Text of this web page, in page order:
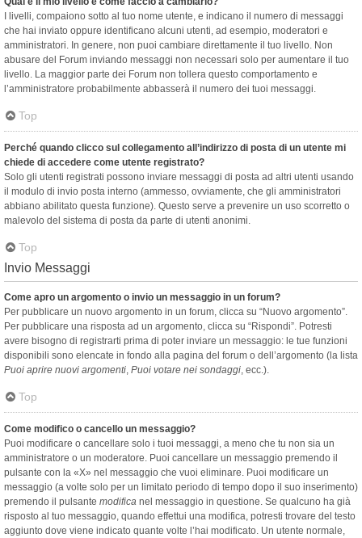
I livelli, compaiono sotto al tuo nome utente, e indicano il numero di messaggi
che hai inviato oppure identificano alcuni utenti, ad esempio, moderatori e
amministratori. In genere, non puoi cambiare direttamente il tuo livello. Non
abusare del Forum inviando messaggi non necessari solo per aumentare il tuo
livello. La maggior parte dei Forum non tollera questo comportamento e
l’amministratore probabilmente abbasserà il numero dei tuoi messaggi.
Top
Perché quando clicco sul collegamento all’indirizzo di posta di un utente mi
chiede di accedere come utente registrato?
Solo gli utenti registrati possono inviare messaggi di posta ad altri utenti usando
il modulo di invio posta interno (ammesso, ovviamente, che gli amministratori
abbiano abilitato questa funzione). Questo serve a prevenire un uso scorretto o
malevolo del sistema di posta da parte di utenti anonimi.
Top
Invio Messaggi
Come apro un argomento o invio un messaggio in un forum?
Per pubblicare un nuovo argomento in un forum, clicca su “Nuovo argomento”.
Per pubblicare una risposta ad un argomento, clicca su “Rispondi”. Potresti
avere bisogno di registrarti prima di poter inviare un messaggio: le tue funzioni
disponibili sono elencate in fondo alla pagina del forum o dell’argomento (la lista
Puoi aprire nuovi argomenti, Puoi votare nei sondaggi, ecc.).
Top
Come modifico o cancello un messaggio?
Puoi modificare o cancellare solo i tuoi messaggi, a meno che tu non sia un
amministratore o un moderatore. Puoi cancellare un messaggio premendo il
pulsante con la «X» nel messaggio che vuoi eliminare. Puoi modificare un
messaggio (a volte solo per un limitato periodo di tempo dopo il suo inserimento)
premendo il pulsante modifica nel messaggio in questione. Se qualcuno ha già
risposto al tuo messaggio, quando effettui una modifica, potresti trovare del testo
aggiunto dove viene indicato quante volte l’hai modificato. Un utente normale,